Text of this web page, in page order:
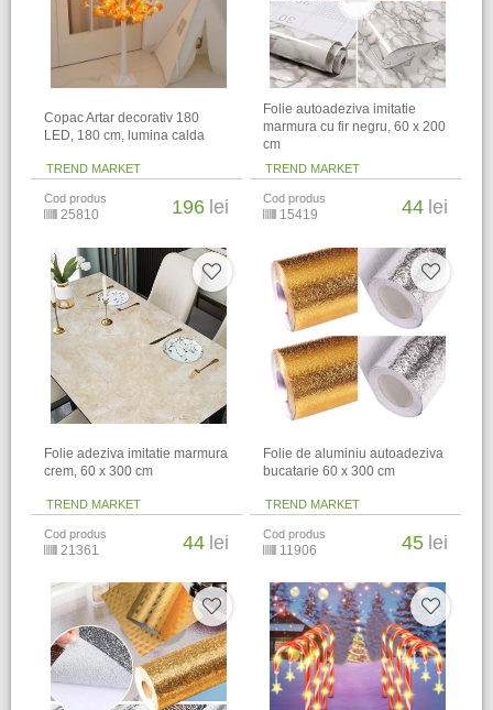
Copac Artar decorativ 180
LED, 180 cm, lumina calda
TREND MARKET
Cod produs
25810 196 lei
Folie autoadeziva imitatie
marmura cu fir negru, 60 x 200
cm
TREND MARKET
Cod produs
15419 44 lei
Folie adeziva imitatie marmura
crem, 60 x 300 cm
TREND MARKET
Cod produs
21361 44 lei
Folie de aluminiu autoadeziva
bucatarie 60 x 300 cm
TREND MARKET
Cod produs
11906 45 lei